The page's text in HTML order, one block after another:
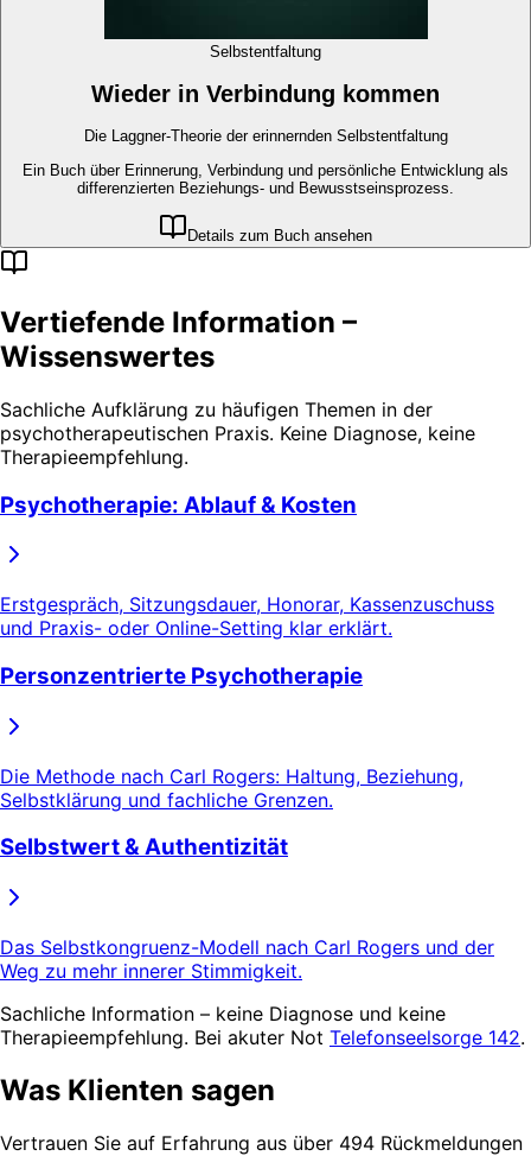
Selbstentfaltung
Wieder in Verbindung kommen
Die Laggner-Theorie der erinnernden Selbstentfaltung
Ein Buch über Erinnerung, Verbindung und persönliche Entwicklung als
differenzierten Beziehungs- und Bewusstseinsprozess.
Details zum Buch ansehen
Vertiefende Information –
Wissenswertes
Sachliche Aufklärung zu häufigen Themen in der
psychotherapeutischen Praxis. Keine Diagnose, keine
Therapieempfehlung.
Psychotherapie: Ablauf & Kosten
Erstgespräch, Sitzungsdauer, Honorar, Kassenzuschuss
und Praxis- oder Online-Setting klar erklärt.
Personzentrierte Psychotherapie
Die Methode nach Carl Rogers: Haltung, Beziehung,
Selbstklärung und fachliche Grenzen.
Selbstwert & Authentizität
Das Selbstkongruenz-Modell nach Carl Rogers und der
Weg zu mehr innerer Stimmigkeit.
Sachliche Information – keine Diagnose und keine
Therapieempfehlung. Bei akuter Not Telefonseelsorge 142.
Was Klienten sagen
Vertrauen Sie auf Erfahrung aus über 494 Rückmeldungen